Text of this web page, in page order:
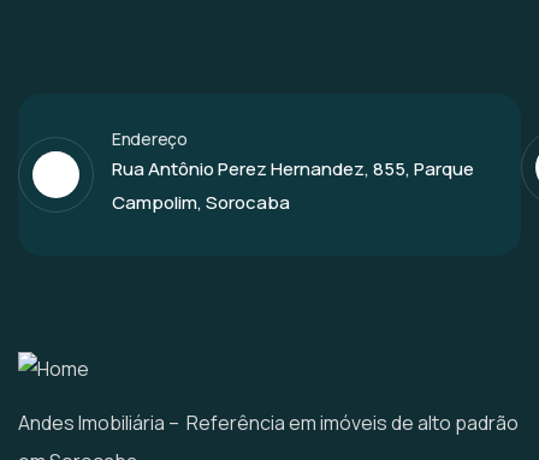
Endereço
Rua Antônio Perez Hernandez, 855, Parque
Campolim, Sorocaba
Andes Imobiliária – Referência em imóveis de alto padrão